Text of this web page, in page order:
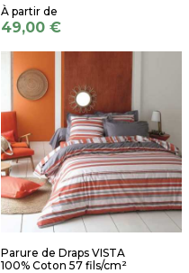
49,00 €
Parure de Draps VISTA
100% Coton 57 fils/cm²